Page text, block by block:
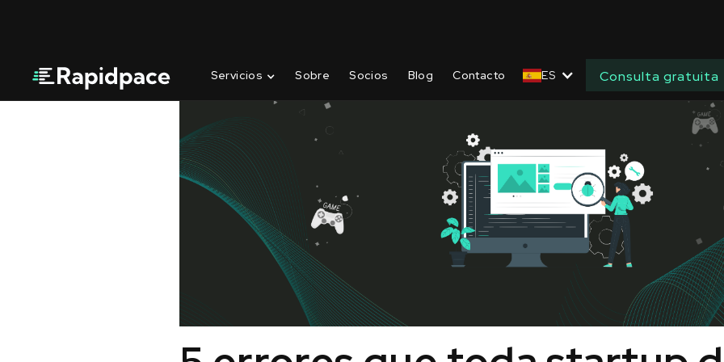
Servicios Sobre Socios Blog Contacto ES Consulta gratuita